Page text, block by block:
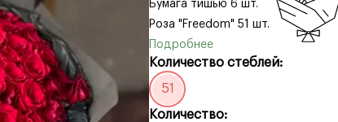
Бумага тишью 6 шт.
Роза "Freedom" 51 шт.
Количество стеблей:
51
Количество: